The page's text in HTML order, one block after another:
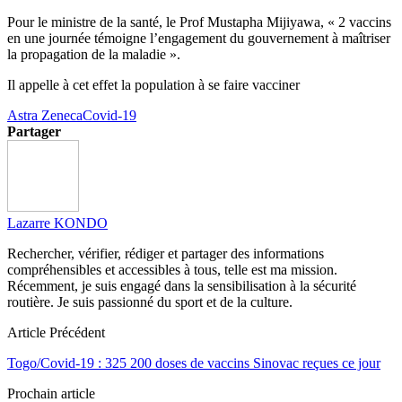
Pour le ministre de la santé, le Prof Mustapha Mijiyawa, « 2 vaccins
en une journée témoigne l’engagement du gouvernement à maîtriser
la propagation de la maladie ».
Il appelle à cet effet la population à se faire vacciner
Astra ZenecaCovid-19
Partager
Lazarre KONDO
Rechercher, vérifier, rédiger et partager des informations
compréhensibles et accessibles à tous, telle est ma mission.
Récemment, je suis engagé dans la sensibilisation à la sécurité
routière. Je suis passionné du sport et de la culture.
Article Précédent
Togo/Covid-19 : 325 200 doses de vaccins Sinovac reçues ce jour
Prochain article